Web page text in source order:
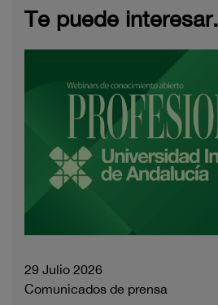
Te puede
29 Julio 2026
Comunicados de prensa